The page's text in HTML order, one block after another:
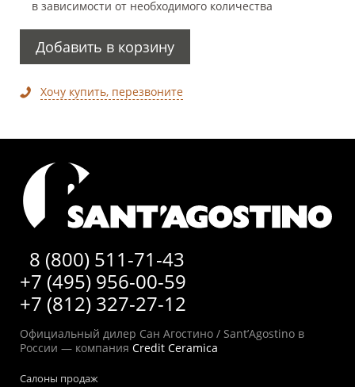
в зависимости от необходимого количества
Добавить в корзину
Хочу купить, перезвоните
8 (800) 511-71-43
+7 (495) 956-00-59
+7 (812) 327-27-12
Официальный дилер Сан Агостино / Sant’Agostino в
России — компания Credit Ceramica
Салоны продаж